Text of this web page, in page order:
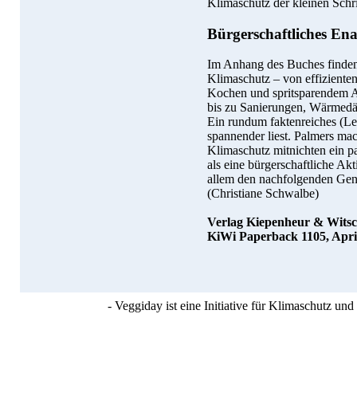
Bürgerschaftliches
Im Anhang des Buches
Klimaschutz – von
Kochen und spritsparendem
bis zu Sanierungen,
Ein rundum faktenreiches
spannender liest. Palmers
Klimaschutz mitnichten ein
als eine bürgerschaftliche
allem den nachfolgenden
(Christiane Schwalbe)
Verlag Kiepenheur &
KiWi Paperback 1105,
- Veggiday ist eine Initiative für Klimaschutz